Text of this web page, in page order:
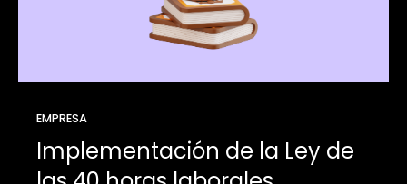
EMPRESA
Implementación de la Ley de